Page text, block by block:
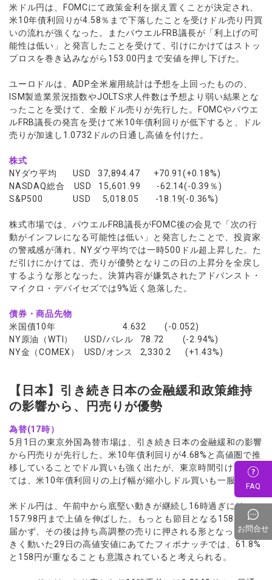
Tiếng Việt
米ドル円は、FOMCにて政策金利を据え置くことが決定され、
米10年債利回りが4.58％まで下落したことを受けドル売り円買
いの流れが強くなった。またパウエルFRB議長が「利上げの可
能性は低い」と発言したことを受けて、引けにかけてはストッ
プロスを巻き込みながら153.00円まで安値を押し下げた。
ユーロドルは、ADP全米雇用統計は予想を上回ったものの、
ISM製造業景況指数やJOLTS求人件数は予想より弱い結果とな
ったことを受けて、全般ドル売りが先行した。FOMCやパウエ
ルFRB議長の発言を受けて米10年債利回りが低下すると、ドル
売りが加速し1.0732ドルの日通し高値を付けた。
株式
NYダウ平均 USD 37,894.47 +70.91(+0.18%)
NASDAQ総合 USD 15,601.99 -62.14(-0.39％)
S&P500 USD 5,018.05 -18.19(-0.36%)
株式市場では、パウエルFRB議長がFOMC後の会見で「次の行
動がインフレになる可能性は低い」と発言したことで、投資家
の警戒感が薄れ、NYダウ平均では一時500ドル超上昇した。た
だ引けにかけては、売りが優勢となりこの日の上昇分を全戻し
するような形となった。決算内容が嫌気されたアドバンスト・
マイクロ・デバイセズでは9%近く急落した。
債券・商品先物
米国債10年 4.632 (-0.052)
NY原油（WTI） USD/バレル 78.72 (-2.94%)
NY金（COMEX） USD/オンス 2,330.2 (+1.43%)
【日本】引き続き日本の金融緩和政策維持
の影響から、円売りが優勢
為替(17時）
5月1日の東京外国為替市場は、引き続き日本の金融緩和の影響
から円売りが先行した。米10年債利回りが4.68%と高値圏で推
移していることでドル買いも強く出たが、東京時間引けにかけ
ては、米10年債利回りの上げ幅が縮小しドル買いも一服した。
米ドル円は、午前中から底堅い動きが継続し16時過ぎには、
157.98円まで上値を伸ばした。もっとも節目となる158円には
届かず、その後は持ち高調整の売りに押される形となった。大
きく動いた29日の高値安値にあてたフィボナッチでは、61.8%
と158円が重なることも意識されていると考えられる。
FAQ
お問合せ